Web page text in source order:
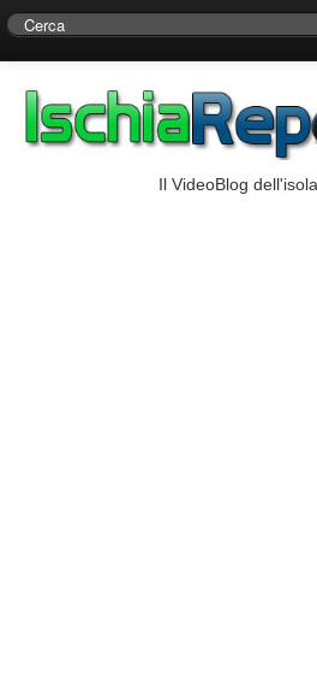
Centro di Ricerche Storiche
Il VideoBlog